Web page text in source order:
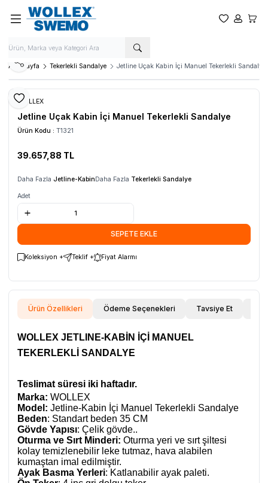
Favorilerim
Hesabım
Ana Sayfa Tekerlekli Sandalye Jetline Uçak Kabin İçi Manuel Tekerlekli Sandalye
Favoriye Ekle
Paylaş
WOLLEX
Jetline Uçak Kabin İçi Manuel Tekerlekli Sandalye
Ürün Kodu : T1321
39.657,88 TL
Daha Fazla Jetline-Kabin Daha Fazla Tekerlekli Sandalye
Adet
SEPETE EKLE
Koleksiyon + Teklif + Fiyat Alarmı
Ürün Özellikleri Ödeme Seçenekleri Tavsiye Et
WOLLEX JETLINE-KABİN İÇİ MANUEL
TEKERLEKLİ SANDALYE
Teslimat süresi iki haftadır.
Marka: WOLLEX
Model: Jetline-Kabin İçi Manuel Tekerlekli Sandalye
Beden: Standart beden 35 CM
Gövde Yapısı: Çelik gövde..
Oturma ve Sırt Minderi: Oturma yeri ve sırt şiltesi
kolay temizlenebilir leke tutmaz, hava alabilen
kumaştan imal edilmiştir.
Ayak Basma Yerleri: Katlanabilir ayak paleti.